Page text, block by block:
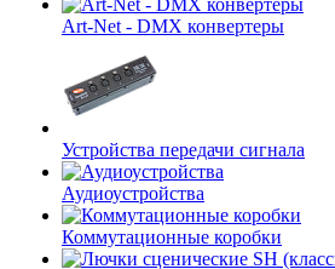
Art-Net - DMX конвертеры
Устройства передачи сигнала
Аудиоустройства
Коммутационные коробки